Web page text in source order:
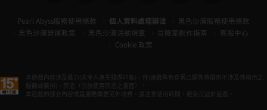
Pearl Abyss服務使用條款 個人資料處理辦法
黑色沙漠服務使用條款
黑色沙漠營運政策
黑色沙漠活動規章 冒險家創作指南
客服中心
Cookie 政策
本遊戲內容涉及暴力(未令人產生殘虐印象)、性(遊戲角色穿著凸顯性特徵但不涉及性暗示之
服飾或裝扮)、菸酒（引誘使用菸酒之畫面）。
本遊戲的部分內容或是服務需要另外收費。請注意使用時間，避免沉迷於遊戲。